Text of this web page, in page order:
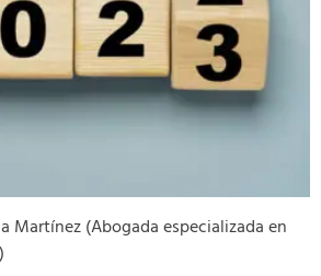
Martínez (Abogada especializada en